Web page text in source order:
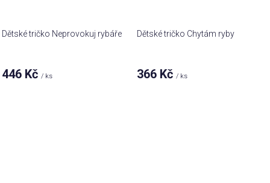
Dětské tričko Neprovokuj rybáře
446 Kč/ ks
Dětské tričko Chytám ryby
366 Kč/ ks